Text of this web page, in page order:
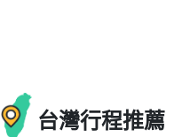
台灣行程推薦